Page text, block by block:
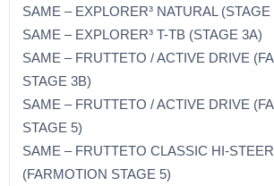
SAME – EXPLORER³ NATURAL (STAGE
SAME – EXPLORER³ T-TB (STAGE 3A)
SAME – FRUTTETO / ACTIVE DRIVE
STAGE 3B)
SAME – FRUTTETO / ACTIVE DRIVE
STAGE 5)
SAME – FRUTTETO CLASSIC HI-
(FARMOTION STAGE 5)